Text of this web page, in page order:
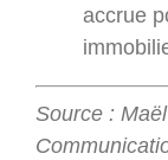
accrue
Source :